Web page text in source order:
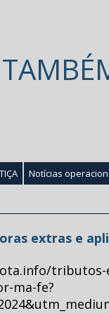
Notícias
extras e
ma-fe?